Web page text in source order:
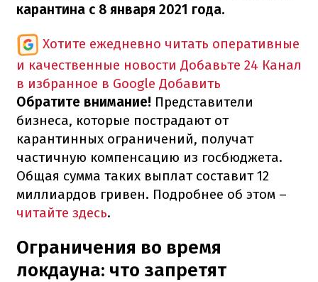
карантина с 8 января 2021 года.
Хотите ежедневно читать оперативные
и качественные новости Добавьте 24 Канал
в избранное в Google Добавить
Обратите внимание! Представители
бизнеса, которые пострадают от
карантинных ограничений, получат
частичную компенсацию из госбюджета.
Общая сумма таких выплат составит 12
миллиардов гривен. Подробнее об этом –
читайте здесь.
Ограничения во время
локдауна: что запретят